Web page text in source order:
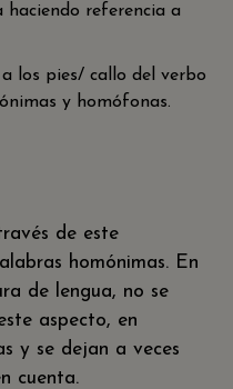
haciendo referencia a
los pies/ callo del verbo
y homófonas.
de este
homónimas. En
de lengua, no se
aspecto, en
y se dejan a veces
cuenta.